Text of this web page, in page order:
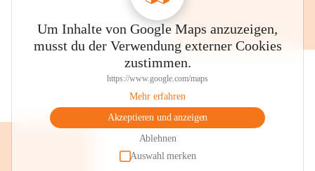
Um Inhalte von Google Maps anzuzeigen,
musst du der Verwendung externer Cookies
zustimmen.
https://www.google.com/maps
Mehr erfahren
Akzeptieren und anzeigen
Ablehnen
Auswahl merken